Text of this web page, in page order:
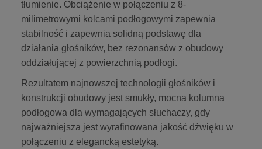
tłumienie. Obciążenie w połączeniu z 8-
milimetrowymi kolcami podłogowymi zapewnia
stabilność i zapewnia solidną podstawę dla
działania głośników, bez rezonansów z obudowy
oddziałującej z powierzchnią podłogi.
Rezultatem najnowszej technologii głośników i
konstrukcji obudowy jest smukły, mocna kolumna
podłogowa dla wymagających słuchaczy, gdy
najważniejsza jest wyrafinowana jakość dźwięku w
połączeniu z elegancką estetyką.